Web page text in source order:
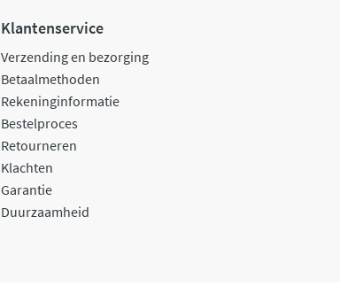
Klantenservice
Verzending en bezorging
Betaalmethoden
Rekeninginformatie
Bestelproces
Retourneren
Klachten
Garantie
Duurzaamheid